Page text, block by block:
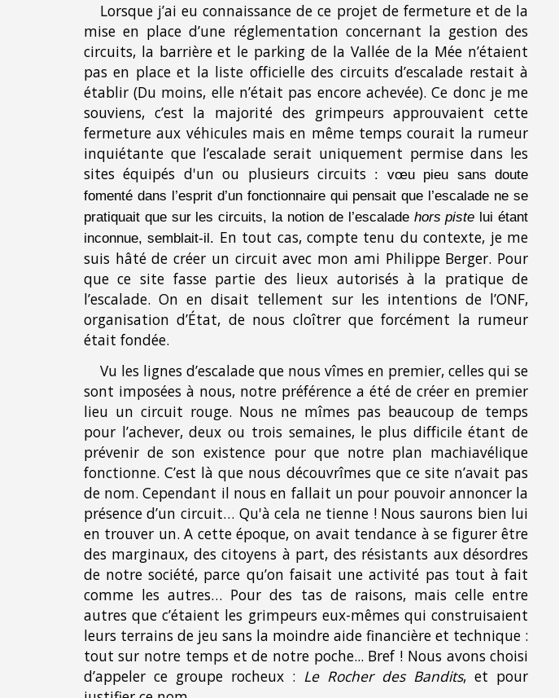
Lorsque j’ai eu connaissance de ce projet de fermeture et de la
mise en place d’une réglementation concernant la gestion des
circuits, la barrière et le parking de la Vallée de la Mée n’étaient
pas en place et la liste officielle des circuits d’escalade restait à
établir (Du moins, elle n’était pas encore achevée). Ce donc je me
souviens, c’est la majorité des grimpeurs approuvaient cette
fermeture aux véhicules mais en même temps courait la rumeur
inquiétante que l’escalade serait uniquement permise dans les
sites équipés d'un ou plusieurs circuits : vœu pieu sans doute
fomenté dans l’esprit d’un fonctionnaire qui pensait que l’escalade ne se
pratiquait que sur les circuits, la notion de l’escalade hors piste lui étant
inconnue, semblait-il. En tout cas, compte tenu du contexte, je me
suis hâté de créer un circuit avec mon ami Philippe Berger. Pour
que ce site fasse partie des lieux autorisés à la pratique de
l’escalade. On en disait tellement sur les intentions de l’ONF,
organisation d’État, de nous cloîtrer que forcément la rumeur
était fondée.
Vu les lignes d’escalade que nous vîmes en premier, celles qui se
sont imposées à nous, notre préférence a été de créer en premier
lieu un circuit rouge. Nous ne mîmes pas beaucoup de temps
pour l’achever, deux ou trois semaines, le plus difficile étant de
prévenir de son existence pour que notre plan machiavélique
fonctionne. C’est là que nous découvrîmes que ce site n’avait pas
de nom. Cependant il nous en fallait un pour pouvoir annoncer la
présence d’un circuit… Qu'à cela ne tienne ! Nous saurons bien lui
en trouver un. A cette époque, on avait tendance à se figurer être
des marginaux, des citoyens à part, des résistants aux désordres
de notre société, parce qu’on faisait une activité pas tout à fait
comme les autres… Pour des tas de raisons, mais celle entre
autres que c’étaient les grimpeurs eux-mêmes qui construisaient
leurs terrains de jeu sans la moindre aide financière et technique :
tout sur notre temps et de notre poche... Bref ! Nous avons choisi
d’appeler ce groupe rocheux : Le Rocher des Bandits,et pour